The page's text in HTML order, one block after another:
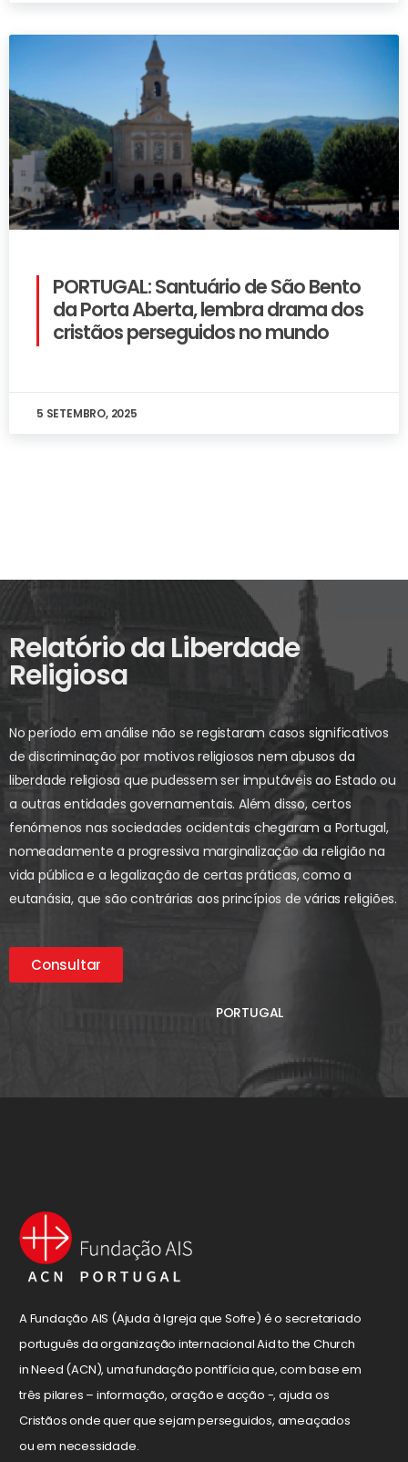
PORTUGAL: Santuário de São Bento
da Porta Aberta, lembra drama dos
cristãos perseguidos no mundo
5 SETEMBRO, 2025
Relatório da Liberdade
Religiosa
No período em análise não se registaram casos significativos
de discriminação por motivos religiosos nem abusos da
liberdade religiosa que pudessem ser imputáveis ao Estado ou
a outras entidades governamentais. Além disso, certos
fenómenos nas sociedades ocidentais chegaram a Portugal,
nomeadamente a progressiva marginalização da religião na
vida pública e a legalização de certas práticas, como a
eutanásia, que são contrárias aos princípios de várias religiões.
Consultar
PORTUGAL
A Fundação AIS (Ajuda à Igreja que Sofre) é o secretariado
português da organização internacional Aid to the Church
in Need (ACN), uma fundação pontifícia que, com base em
três pilares – informação, oração e acção -, ajuda os
Cristãos onde quer que sejam perseguidos, ameaçados
ou em necessidade.